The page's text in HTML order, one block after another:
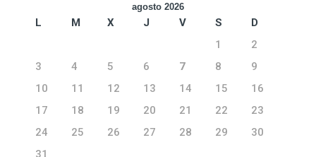
agosto 2026
L M X J V S
D
1
2
3
4 5 6 7 8
9
10
11 12 13 14 15
16
17
18 19 20 21 22
23
24
25 26 27 28 29
30
31